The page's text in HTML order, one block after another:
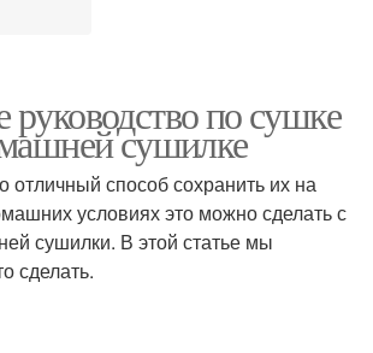
по сушке
сушилке
отличный способ сохранить их на
условиях это можно сделать с
сушилки. В этой статье мы
сделать.